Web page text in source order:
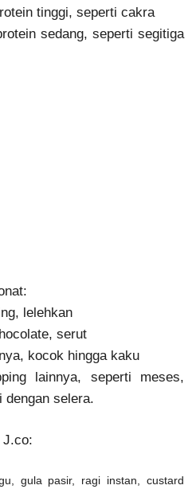
tinggi, seperti cakra
sedang, seperti segitiga
lelehkan
serut
kocok hingga kaku
lainnya, seperti meses,
dengan selera.
J.co:
gula pasir, ragi instan, custard